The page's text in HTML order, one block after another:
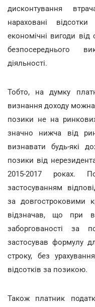
дисконтування
нараховані
економічні вигоди від
безпосереднього
діяльності.
Тобто, на думку
визнання доходу можна
позики не на
значно нижча від
визнавати будь-які
позики від
2015-2017 роках.
застосуванням
за довгостроковими
відзначав, що при
заборгованості за
застосував формулу
строку, без
відсотків за позикою.
Також платник